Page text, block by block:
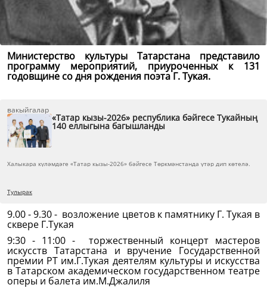
Министерство культуры Татарстана представило
программу мероприятий, приуроченных к 131
годовщине со дня рождения поэта Г. Тукая.
вакыйгалар
«Татар кызы-2026» республика бәйгесе Тукайның
140 еллыгына багышланды
Халыкара күләмдәге «Татар кызы-2026» бәйгесе Төркмәнстанда үтәр дип көтелә.
Тулырак
9.00 - 9.30 - возложение цветов к памятнику Г. Тукая в
сквере Г.Тукая
9:30 - 11:00 - торжественный концерт мастеров
искусств Татарстана и вручение Государственной
премии РТ им.Г.Тукая деятелям культуры и искусства
в Татарском академическом государственном театре
оперы и балета им.М.Джалиля